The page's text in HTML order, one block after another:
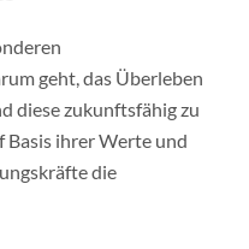
geht, das Überleben
diese zukunftsfähig zu
Basis ihrer Werte und
die